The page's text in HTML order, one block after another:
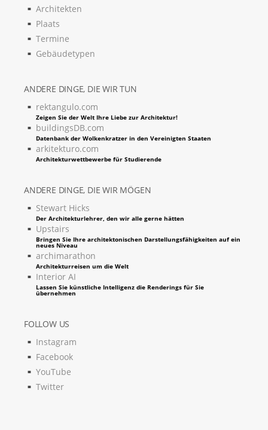
Architekten
Plaats
Termine
Gebäudetypen
ANDERE DINGE, DIE WIR TUN
rektangulo.com
Zeigen Sie der Welt Ihre Liebe zur Architektur!
buildingsDB.com
Datenbank der Wolkenkratzer in den Vereinigten Staaten
arkitekturo.com
Architekturwettbewerbe für Studierende
ANDERE DINGE, DIE WIR MÖGEN
Stewart Hicks
Der Architekturlehrer, den wir alle gerne hätten
Upstairs
Bringen Sie Ihre architektonischen Darstellungsfähigkeiten auf ein
neues Niveau
archimarathon
Architekturreisen um die Welt
Interior AI
Lassen Sie künstliche Intelligenz die Renderings für Sie
übernehmen
FOLLOW US
Instagram
Facebook
YouTube
Twitter